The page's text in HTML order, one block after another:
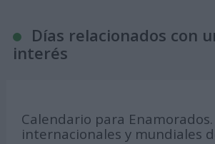
Días relacionados con
interés
Calendario para Enamorados.
internacionales y mundiales